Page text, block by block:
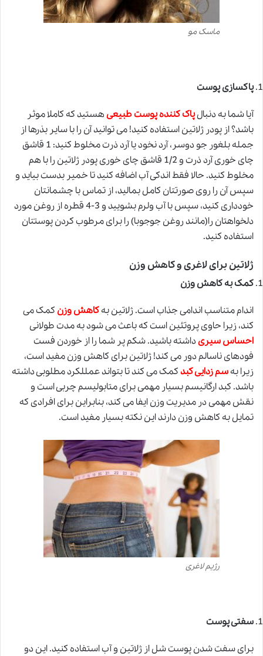
ماسک مو
پاکسازی پوست
آیا شما به دنبالپاک کننده پوست طبیعیهستید که کاملا موثر
باشد؟ از پودر ژلاتیناستفاده کنید! می توانید آن را با سایر بذرها از
جمله بلغور جو دوسر، آرد نخود یا آرد ذرت مخلوط کنید: 1 قاشق
چای خوری آرد ذرت و 1/2 قاشق چای خوری پودر ژلاتین را با هم
مخلوط کنید. حالا فقط اندکی آب اضافه کنید تا خمیر بدست بیاید و
سپس آن را روی صورتتان کامل بمالید، از تماس با چشمانتان
خودداری کنید، سپس با آب ولرم بشویید و 3-4 قطره از روغن مورد
دلخواهتان را(مانند روغن جوجوبا) را برای مرطوب کردن پوستتان
استفاده کنید.
ژلاتین برای لاغری و کاهش وزن
کمک به کاهش وزن
اندام متناسب اندامی جذاب است. ژلاتین بهکاهش وزن کمک می
کند، زیرا حاوی پروتئین است که باعث می شود به مدت طولانی
احساس سیریداشته باشید. شکم پر شما را از خوردن فست
فودهای ناسالم دور می کند! ژلاتین برای کاهش وزن مفید است،
زیرا بهسم زدایی کبدکمک می کند تا بتواند عمللکرد مطلوبی داشته
باشد. کبد ارگانیسم بسیار مهمی برای متابولیسم چربی است و
نقش مهمی در مدیریت وزن ایفا می کند، بنابراین برای افرادی که
تمایل به کاهش وزن دارند این نکته بسیار مفید است.
رژیم لاغری
سفتی پوست
برای سفت شدن پوست شل از ژلاتین و آب استفاده کنید. این دو